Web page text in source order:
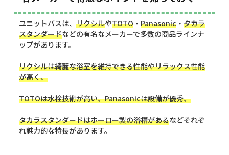
ユニットバスは、 リクシルやTOTO・ Panasonic・ タカラ
スタンダードなどの有名なメーカーで多数の商品ラインナ
ップがあります。
リクシルは綺麗な浴室を維持できる性能やリラックス性能
が高く、
TOTOは水栓技術が高い、Panasonicは設備が優秀、
タカラスタンダードはホーロー製の浴槽があるなどそれぞ
れ魅力的な特長があります。